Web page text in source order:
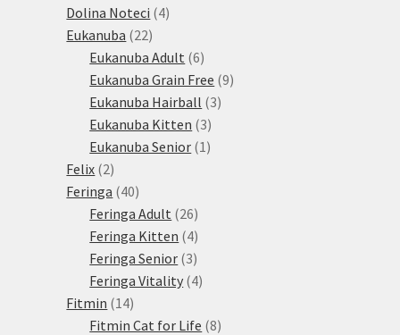
produkty
Dolina Noteci 44
Eukanuba 2222
produktů
Eukanuba Adult 66
produktů
Eukanuba Grain Free 99
Eukanuba Hairball 33
Eukanuba Kitten 33
produkty
Eukanuba Senior 1 1
Felix 22
produkty
Feringa 4040
produktů
Feringa Adult 2626
produktů
Feringa Kitten 44
produkty
Feringa Senior 33
produkty
Feringa Vitality 44
Fitmin 1414
produktů
Fitmin Cat for Life 88